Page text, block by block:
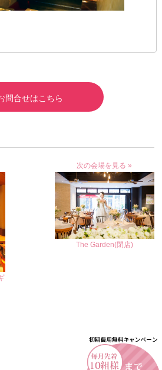
問合せはこちら
次の会場を見る »
The Garden(閉店)